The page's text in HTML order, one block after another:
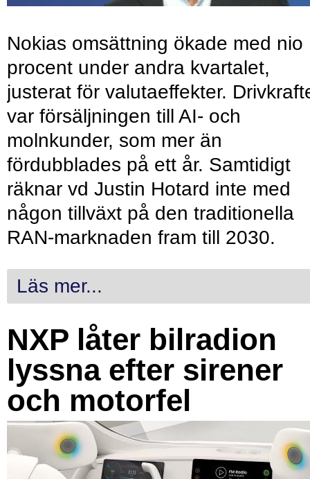
Nokias omsättning ökade med nio
procent under andra kvartalet,
justerat för valutaeffekter.
var försäljningen till AI- och
molnkunder, som mer än
fördubblades på ett år. Samtidigt
räknar vd Justin Hotard inte med
någon tillväxt på den traditionella
RAN-marknaden fram till 2030.
Läs mer...
NXP låter bilradion
lyssna efter sirener
och motorfel